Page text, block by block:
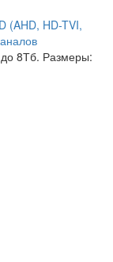
(AHD, HD-TVI,
8Тб. Размеры: